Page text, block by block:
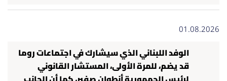
01.08.2026
الوفد اللبناني الذي سيشارك في اجتماعات روما
قد يضم، للمرة الأولى، المستشار القانوني